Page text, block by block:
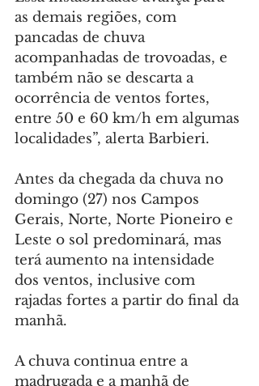
as demais regiões, com
pancadas de chuva
acompanhadas de trovoadas, e
também não se descarta a
ocorrência de ventos fortes,
entre 50 e 60 km/h em algumas
localidades”, alerta Barbieri.
Antes da chegada da chuva no
domingo (27) nos Campos
Gerais, Norte, Norte Pioneiro e
Leste o sol predominará, mas
terá aumento na intensidade
dos ventos, inclusive com
rajadas fortes a partir do final da
manhã.
A chuva continua entre a
madrugada e a manhã de